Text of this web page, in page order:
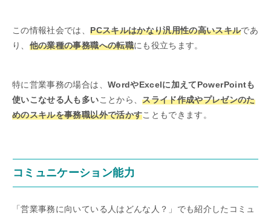
この情報社会では、PCスキルはかなり汎用性の高いスキルであ
り、 他の業種の事務職への転職にも役立ちます。
特に営業事務の場合は、 WordやExcelに加えてPowerPointも
使いこなせる人も多いことから、スライド作成やプレゼンのた
めのスキルを事務職以外で活かすこともできます。
コミュニケーション能力
「営業事務に向いている人はどんな人？」でも紹介したコミュ